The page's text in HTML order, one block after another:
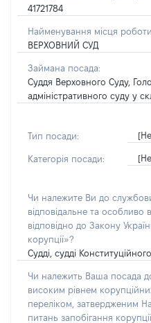
41721784
Найменування місця
ВЕРХОВНИЙ СУД
Займана посада:
Суддя Верховного Суду,
адміністративного суду у
Тип посади:
Категорія посади:
Чи належите Ви до
відповідальне та особливо
відповідно до Закону
корупції»?
Судді, судді
Чи належить Ваша посада
високим рівнем
переліком, затвердженим
питань запобігання